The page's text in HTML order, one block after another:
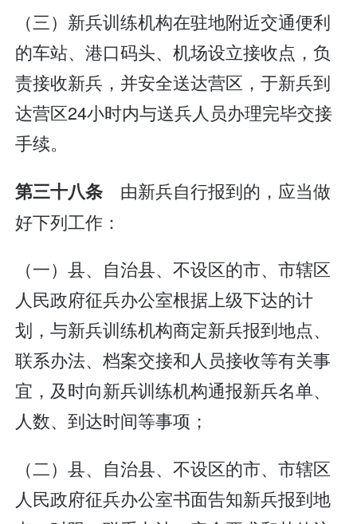
（三）新兵训练机构在驻地附近交通便利
的车站、港口码头、机场设立接收点，负
责接收新兵，并安全送达营区，于新兵到
达营区24小时内与送兵人员办理完毕交接
手续。
第三十八条 由新兵自行报到的，应当做
好下列工作：
（一）县、自治县、不设区的市、市辖区
人民政府征兵办公室根据上级下达的计
划，与新兵训练机构商定新兵报到地点、
联系办法、档案交接和人员接收等有关事
宜，及时向新兵训练机构通报新兵名单、
人数、到达时间等事项；
（二）县、自治县、不设区的市、市辖区
人民政府征兵办公室书面告知新兵报到地